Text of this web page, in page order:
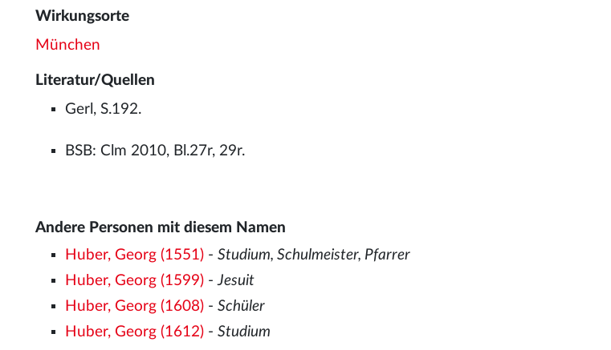
Wirkungsorte
München
Literatur/Quellen
Gerl, S.192.
BSB: Clm 2010, Bl.27r, 29r.
Andere Personen mit diesem Namen
Huber, Georg (1551) -Studium, Schulmeister, Pfarrer
Huber, Georg (1599) -Jesuit
Huber, Georg (1608) -Schüler
Huber, Georg (1612) -Studium